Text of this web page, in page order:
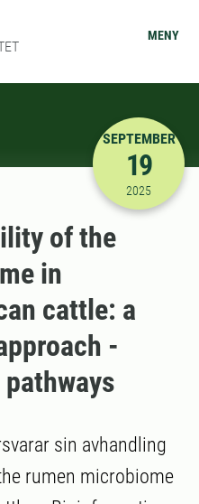
MENY
2025-09-
SEPTEMBER
19
2025
of the
in
cattle: a
-
sin avhandling
rumen microbiome